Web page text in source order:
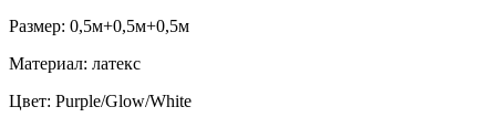
Размер: 0,5м+0,5м+0,5м
Материал: латекс
Цвет: Purple/Glow/White